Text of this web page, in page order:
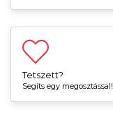
Tetszett?
Segíts egy megosztással!